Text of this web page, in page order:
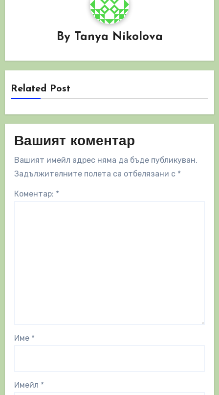
By Tanya Nikolova
Related Post
Вашият коментар
Вашият имейл адрес няма да бъде публикуван.
Задължителните полета са отбелязани с *
Коментар: *
Име *
Имейл *